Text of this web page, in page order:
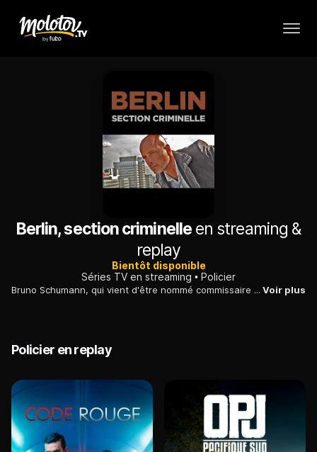
Berlin, section criminelleen streaming &
replay
Bientôt disponible
Séries TV en streaming
Policier
Bruno Schumann, qui vient d'être nommé commissaire principal à Berlin, enquête sur le meurtre d'une jeune femme, retrouvée morte au pied d'un immeuble. Voir plus
Policier en replay